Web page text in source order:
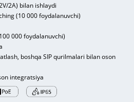
2A) bilan ishlaydi
(10 000 foydalanuvchi)
000 foydalanuvchi)
boshqa SIP qurilmalari bilan oson
integratsiya